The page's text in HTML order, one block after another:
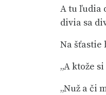
A tu ľudia
divia sa
Na šťastie
„A ktože
„Nuž a či